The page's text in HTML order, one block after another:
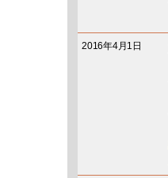
2016年4月1日